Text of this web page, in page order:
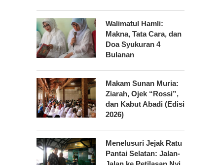
Walimatul Hamli:
Makna, Tata Cara, dan
Doa Syukuran 4
Bulanan
Makam Sunan Muria:
Ziarah, Ojek “Rossi”,
dan Kabut Abadi (Edisi
2026)
Menelusuri Jejak Ratu
Pantai Selatan: Jalan-